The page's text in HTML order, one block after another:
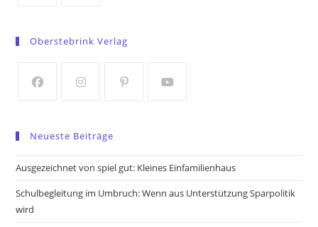
a
tab
tab
Oberstebrink Verlag
a
new
new
a
new
new
Neueste Beiträge
Ausgezeichnet von spiel gut: Kleines Einfamilienhaus
Schulbegleitung im Umbruch: Wenn aus Unterstützung Sparpolitik
wird